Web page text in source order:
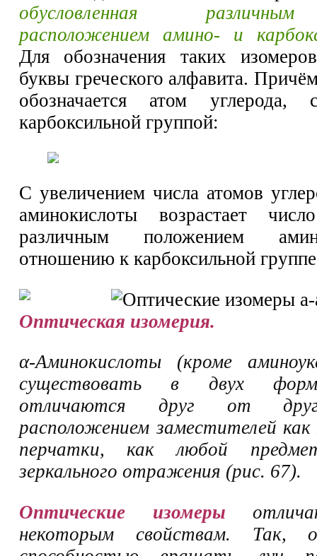
обусловленная
расположением амино- и
Для обозначения таких
буквы греческого алфавита.
обозначается атом углерода,
карбоксильной группой:
С увеличением числа атомов
аминокислоты возрастает
различным положением
отношению к карбоксильной
Оптическая изомерия.
α-Аминокислоты (кроме
существовать в двух
отличаются друг от
расположением заместителей как
перчатки, как любой
зеркального отражения (рис. 67).
Оптические изомеры
некоторым свойствам. Так,